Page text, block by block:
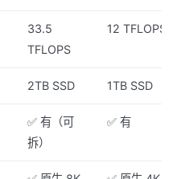
33.5
TFLOPS
12 TFLOPS
2TB SSD 1TB SSD
✅ 有（可
拆）
✅ 有